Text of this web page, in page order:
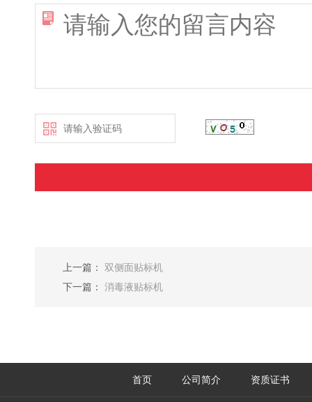
上一篇： 双侧面贴标机
下一篇： 消毒液贴标机
首页 公司简介 资质证书